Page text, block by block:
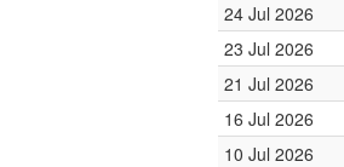
24 Jul 2026
23 Jul 2026
21 Jul 2026
16 Jul 2026
10 Jul 2026